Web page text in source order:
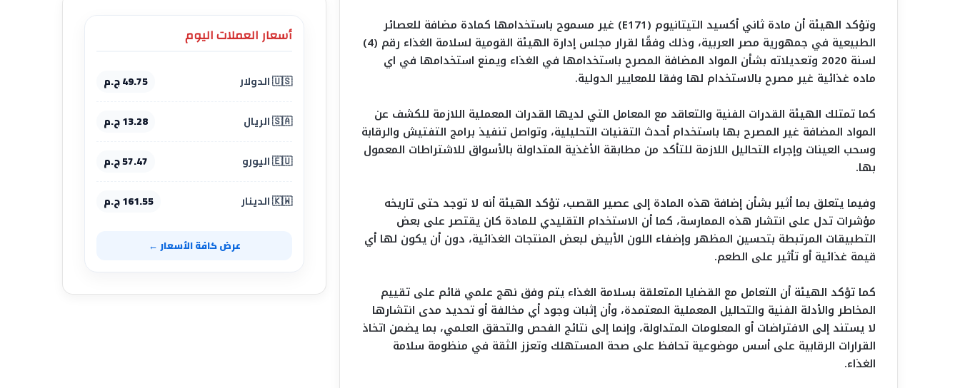
وتؤكد الهيئة أن مادة ثاني أكسيد التيتانيوم (E171) غير مسموح باستخدامها كمادة مضافة للعصائر
الطبيعية في جمهورية مصر العربية، وذلك وفقًا لقرار مجلس إدارة الهيئة القومية لسلامة الغذاء رقم (4)
لسنة 2020 وتعديلاته بشأن المواد المضافة المصرح باستخدامها في الغذاء ويمنع استخدامها في اي
ماده غذائية غير مصرح بالاستخدام لها وفقا للمعايير الدولية.
كما تمتلك الهيئة القدرات الفنية والتعاقد مع المعامل التي لديها القدرات المعملية اللازمة للكشف عن
المواد المضافة غير المصرح بها باستخدام أحدث التقنيات التحليلية، وتواصل تنفيذ برامج التفتيش والرقابة
وسحب العينات وإجراء التحاليل اللازمة للتأكد من مطابقة الأغذية المتداولة بالأسواق للاشتراطات المعمول
بها.
وفيما يتعلق بما أثير بشأن إضافة هذه المادة إلى عصير القصب، تؤكد الهيئة أنه لا توجد حتى تاريخه
مؤشرات تدل على انتشار هذه الممارسة، كما أن الاستخدام التقليدي للمادة كان يقتصر على بعض
التطبيقات المرتبطة بتحسين المظهر وإضفاء اللون الأبيض لبعض المنتجات الغذائية، دون أن يكون لها أي
قيمة غذائية أو تأثير على الطعم.
كما تؤكد الهيئة أن التعامل مع القضايا المتعلقة بسلامة الغذاء يتم وفق نهج علمي قائم على تقييم
المخاطر والأدلة الفنية والتحاليل المعملية المعتمدة، وأن إثبات وجود أي مخالفة أو تحديد مدى انتشارها
لا يستند إلى الافتراضات أو المعلومات المتداولة، وإنما إلى نتائج الفحص والتحقق العلمي، بما يضمن اتخاذ
القرارات الرقابية على أسس موضوعية تحافظ على صحة المستهلك وتعزز الثقة في منظومة سلامة
الغذاء.
أسعار العملات اليوم
🇺🇸 الدولار 49.75 ج.م
🇸🇦 الريال 13.28 ج.م
🇪🇺 اليورو 57.47 ج.م
🇰🇼 الدينار 161.55 ج.م
عرض كافة الأسعار ←